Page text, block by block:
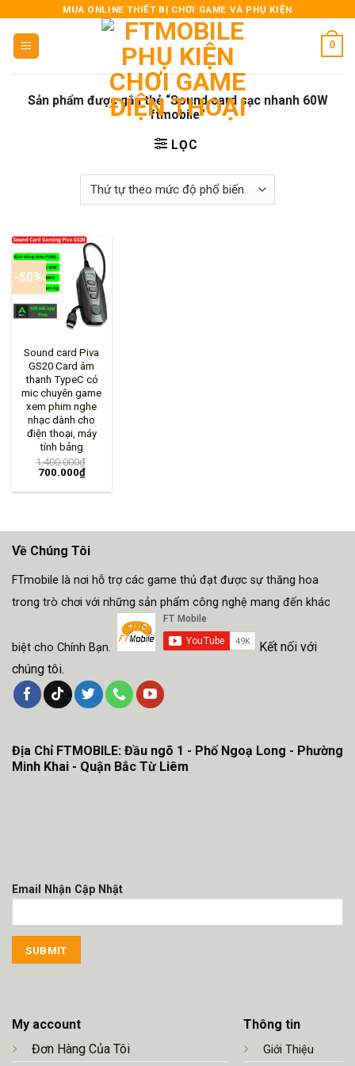
content
MUA ONLINE THIẾT BỊ CHƠI GAME VÀ PHỤ KIỆN
0
Sản phẩm được gắn thẻ “Sound card sạc nhanh 60W
ftmobile”
LỌC
-50%
Sound card Piva
GS20 Card âm
thanh TypeC có
mic chuyên game
xem phim nghe
nhạc dành cho
điện thoại, máy
tính bảng
1.400.000₫
700.000₫
Về Chúng Tôi
FTmobile là nơi hỗ trợ các game thủ đạt được sự thăng hoa
trong trò chơi với những sản phẩm công nghệ mang đến khác
biệt cho Chính Bạn.
Kết nối với
chúng tôi.
My account
Đơn Hàng Của Tôi
Thông tin
Giới Thiệu
Địa Chỉ FTMOBILE: Đầu ngõ 1 - Phố Ngoạ Long - Phường
Minh Khai - Quận Bắc Từ Liêm
Email Nhận Cập Nhật